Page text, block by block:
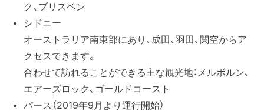
ク、ブリスベン
シドニー
オーストラリア南東部にあり、成田、羽田、関空からア
クセスできます。
合わせて訪れることができる主な観光地：メルボルン、
エアーズロック、ゴールドコースト
パース（2019年9月より運行開始）